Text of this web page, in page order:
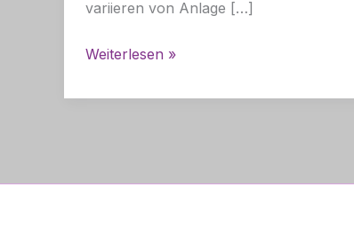
variieren von Anlage […]
KI-
Teach-
Weiterlesen »